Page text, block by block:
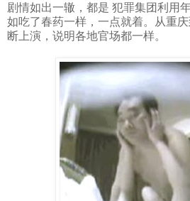
剧情如出一辙，都是 犯罪集团利用
如吃了春药一样，一点就着。从重
断上演，说明各地官场都一样。